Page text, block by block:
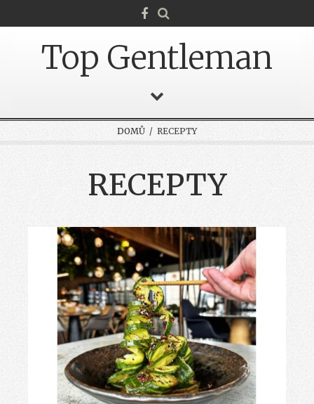
Top Gentleman
DOMŮ / RECEPTY
RECEPTY